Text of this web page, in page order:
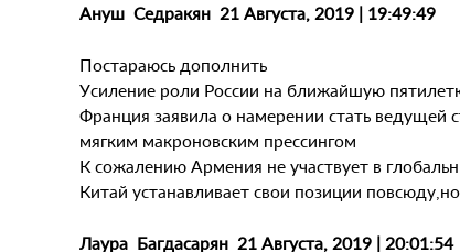
Ануш Седракян 21 Августа, 2019 | 19:49:49
Постараюсь дополнить
Усиление роли России на ближайшую
Франция заявила о намерении стать ведущей
мягким макроновским прессингом
К сожалению Армения не участвует в
Китай устанавливает свои позиции
Лаура Багдасарян 21 Августа, 2019 | 20:01:54